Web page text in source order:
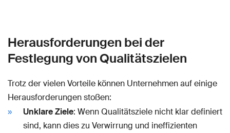
Herausforderungen bei der
Festlegung von Qualitätszielen
Trotz der vielen Vorteile können Unternehmen auf einige
Herausforderungen stoßen:
Unklare Ziele: Wenn Qualitätsziele nicht klar definiert
sind, kann dies zu Verwirrung und ineffizienten